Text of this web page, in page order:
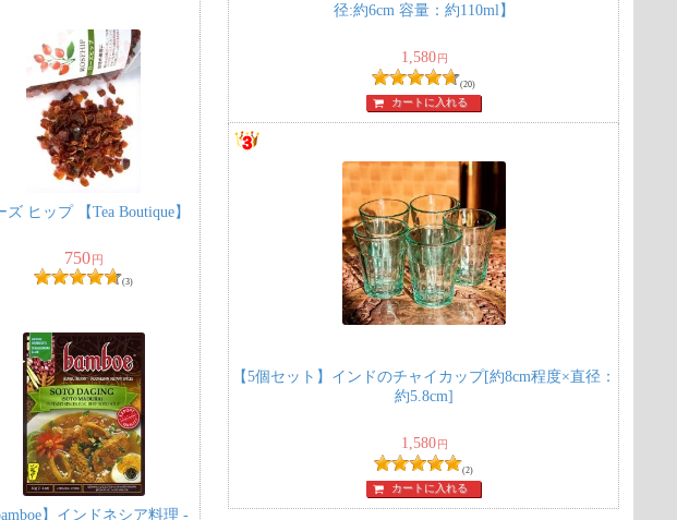
ズ ヒップ 【Tea Boutique】
750円
(3)
】インドネシア料理 -
径:約6cm 容量：約110ml】
1,580 円
(20)
カートに入れる
【5個セット】インドのチャイカップ[約8cm程度×直径：
約5.8cm]
1,580 円
(2)
カートに入れる